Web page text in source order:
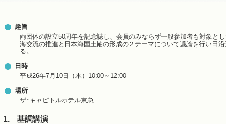
趣旨
両団体の設立50周年を記念誌し、会員のみならず一般参加者も対象と
海交流の推進と日本海国土軸の形成の２テーマについて議論を行い日
る。
日時
平成26年7月10日（木）10:00～12:00
場所
ザ･キャピトルホテル東急
基調講演